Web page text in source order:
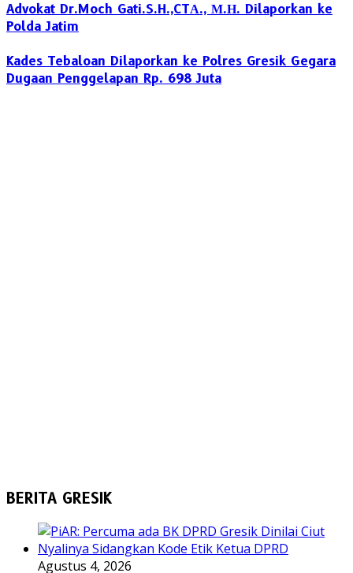
Advokat Dr.Moch Gati.S.H.,CTА., М.Н. Dilaporkan ke
Polda Jatim
Kades Tebaloan Dilaporkan ke Polres Gresik Gegara
Dugaan Penggelapan Rp. 698 Juta
BERITA GRESIK
Agustus 4, 2026